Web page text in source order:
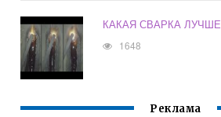
КАКАЯ СВАРКА ЛУЧШЕ
1648
Реклама